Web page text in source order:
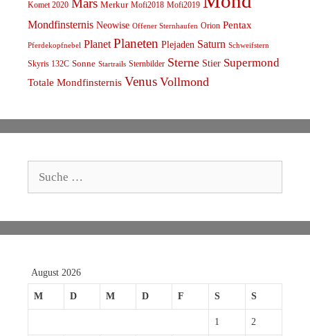
Komet 2020 Merkur Mofi2018 Mofi2019
Mondfinsternis Neowise Offener Sternhaufen Orion Pentax
Pferdekopfnebel Planet Planeten Plejaden Saturn Schweifstern
Skyris 132C Sonne Startrails Sternbilder Sterne Stier Supermond
Totale Mondfinsternis Venus Vollmond
August 2026
M D M D F S S
1 2